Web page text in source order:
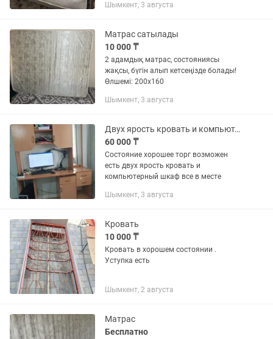
Шымкент, 3 августа
Матрас сатылады
10 000 ₸
2 адамдық матрас, состояниясы
жақсы, бүгін алып кетсеңізде болады!
Өлшемі: 200х160
Шымкент, 3 августа
Двух ярость кровать и компьютерный шкаф
60 000 ₸
Состояние хорошее торг возможен
есть двух ярость кровать и
компьютерный шкаф все в месте
Шымкент, 3 августа
Кровать
10 000 ₸
Кровать в хорошем состоянии .
Уступка есть
Шымкент, 2 августа
Матрас
Бесплатно